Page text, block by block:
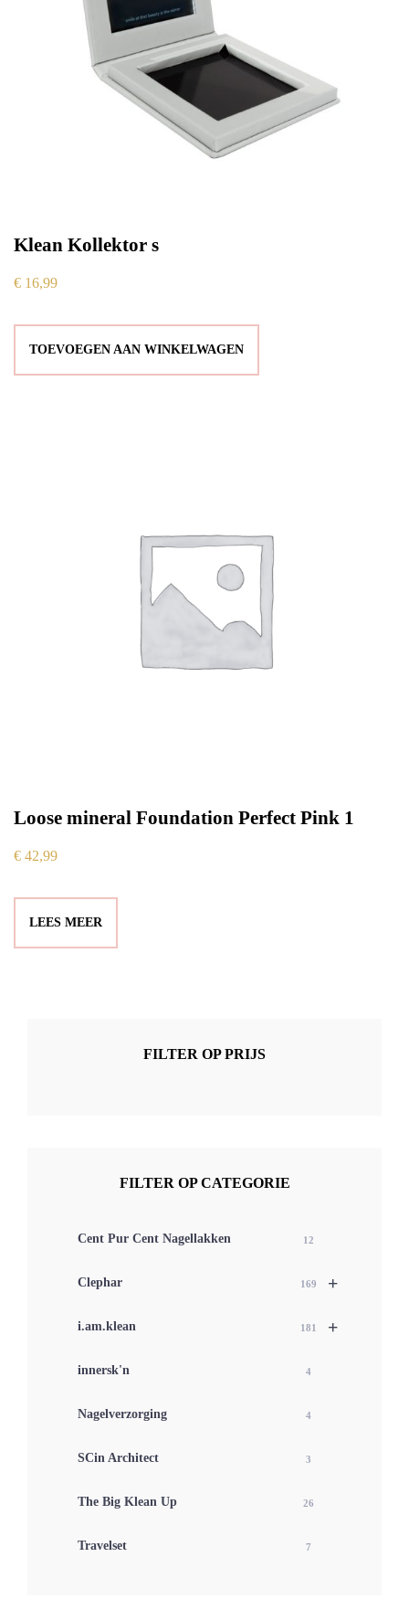
Klean Kollektor s
€ 16,99
TOEVOEGEN AAN WINKELWAGEN
Loose mineral Foundation Perfect Pink 1
€ 42,99
LEES MEER
FILTER OP PRIJS
FILTER OP CATEGORIE
Cent Pur Cent Nagellakken 12
+
Clephar 169
+
i.am.klean 181
innersk'n 4
Nagelverzorging 4
SCin Architect 3
The Big Klean Up 26
Travelset 7